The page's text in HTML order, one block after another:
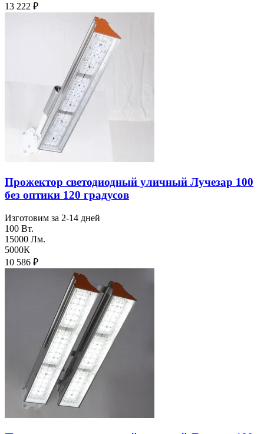
13 222 ₽
Прожектор светодиодный уличный Лучезар 100
без оптики 120 градусов
Изготовим за 2-14 дней
100 Вт.
15000 Лм.
5000К
10 586 ₽